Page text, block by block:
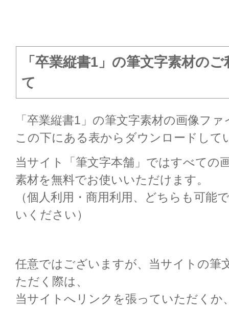
「卒業縦書1」の筆文字素材の
て
「卒業縦書1」の筆文字素材の画像ファ
この下にある表からダウンロードして
当サイト「筆文字本舗」ではすべての
素材を無料でお使いいただけます。
（個人利用・商用利用、どちらも可能
いください）
任意ではございますが、当サイトの筆
ただく際は、
当サイトへリンクを張っていただくか